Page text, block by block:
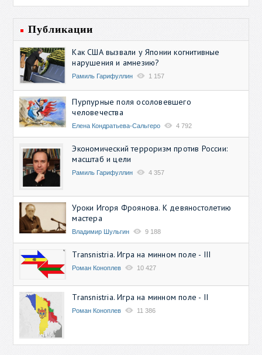
Публикации
Как США вызвали у Японии когнитивные
нарушения и амнезию?
Рамиль Гарифуллин 1 157
Пурпурные поля осоловевшего
человечества
Елена Кондратьева-Сальгеро 4 792
Экономический терроризм против России:
масштаб и цели
Рамиль Гарифуллин 4 357
Уроки Игоря Фроянова. К девяностолетию
мастера
Владимир Шульгин 9 188
Transnistria. Игра на минном поле - III
Роман Коноплев 10 427
Transnistria. Игра на минном поле - II
Роман Коноплев 11 386